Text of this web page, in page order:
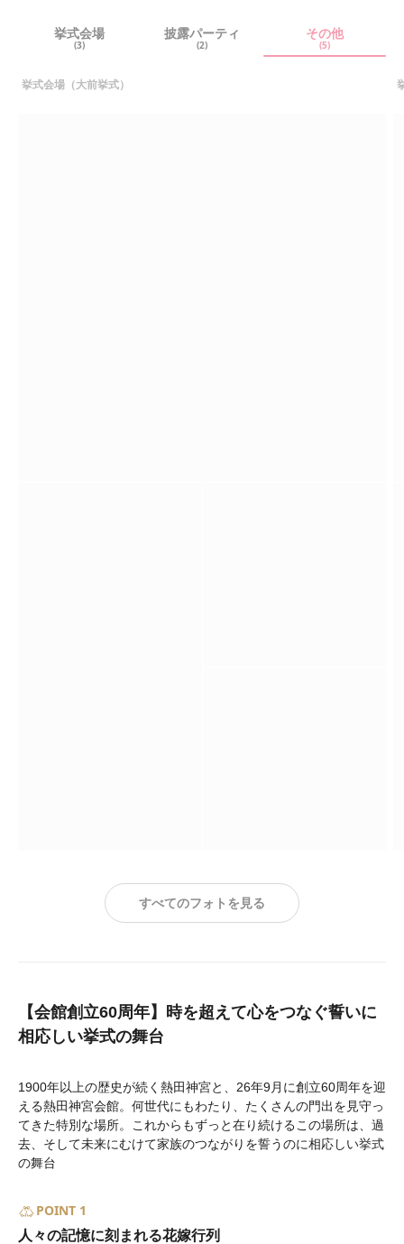
挙式会場
(3)
披露パーティ
(2)
その他
(5)
挙式会場（大前挙式）
すべてのフォトを見る
【会館創立60周年】時を超えて心をつなぐ誓いに
相応しい挙式の舞台
1900年以上の歴史が続く熱田神宮と、26年9月に創立60周年を迎
える熱田神宮会館。何世代にもわたり、たくさんの門出を見守っ
てきた特別な場所。これからもずっと在り続けるこの場所は、過
去、そして未来にむけて家族のつながりを誓うのに相応しい挙式
の舞台
POINT 1
人々の記憶に刻まれる花嫁行列